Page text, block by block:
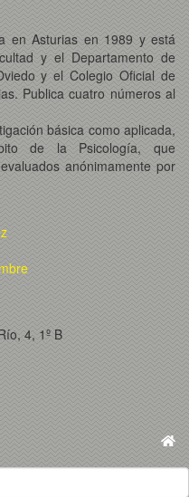
en Asturias en 1989 y está
y el Departamento de
y el Colegio Oficial de
Publica cuatro números al
básica como aplicada,
de la Psicología, que
anónimamente por
4, 1º B